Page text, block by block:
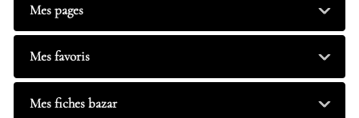
Mes pages
Mes favoris
Mes fiches bazar